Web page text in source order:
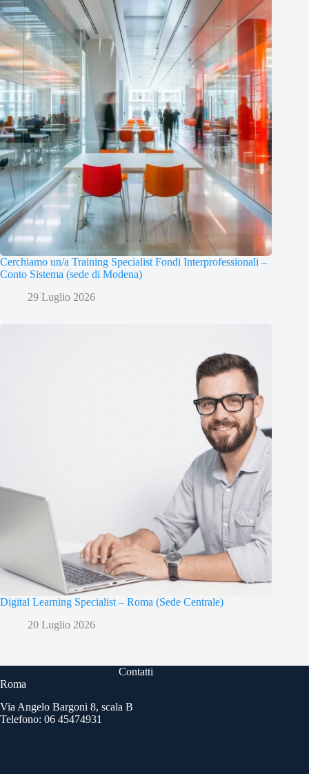
Cerchiamo un/a Training Specialist Fondi Interprofessionali –
Conto Sistema (sede di Modena)
29 Luglio 2026
Digital Learning Specialist – Roma (Sede Centrale)
20 Luglio 2026
Contatti
Roma
Via Angelo Bargoni 8, scala B
Telefono: 06 45474931